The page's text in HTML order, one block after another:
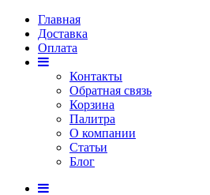
Главная
Доставка
Оплата
Контакты
Обратная связь
Корзина
Палитра
О компании
Статьи
Блог